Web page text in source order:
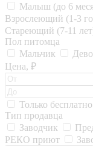
Малыш (до 6
Взрослеющий (1-3
Стареющий (7-11
Пол питомца
Мальчик
Цена, ₽
Только бесплатно
Тип продавца
Заводчик
РЕКО приют